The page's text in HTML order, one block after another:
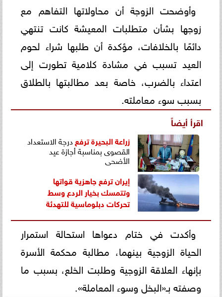
وأوضحت الزوجة أن محاولاتها التفاهم مع
زوجها بشأن متطلبات المعيشة كانت تنتهي
دائمًا بالخلافات، مؤكدة أن طلبها شراء لحوم
العيد تسبب في مشادة كلامية تطورت إلى
اعتداء بالضرب، خاصة بعد مطالبتها بالطلاق
بسبب سوء معاملته.
اقرأ أيضاً
زراعة البحيرةترفعدرجة الاستعداد
القصوى بمناسبة أجازة عيد
الأضحى
إيران ترفع جاهزية قواتها
وتتمسك بخيار الردع وسط
تحركات دبلوماسية للتهدئة
وأكدت في ختام دعواها استحالة استمرار
الحياة الزوجية بينهما، مطالبة محكمة الأسرة
بإنهاء العلاقة الزوجية وطلبت الخلع، بسبب ما
وصفته بـ«البخل وسوء المعاملة».